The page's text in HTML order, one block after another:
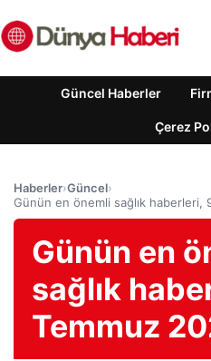
Güncel Haberler
Çerez
Haberler›Güncel›
Günün en önemli sağlık haberleri,
Günün en
sağlık
Temmuz